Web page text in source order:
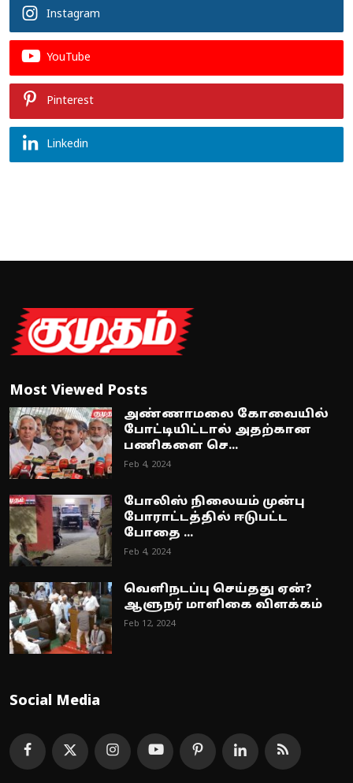
Instagram
YouTube
Pinterest
Linkedin
Most Viewed Posts
அண்ணாமலை கோவையில்
போட்டியிட்டால் அதற்கான
பணிகளை செ...
Feb 4, 2024
போலிஸ் நிலையம் முன்பு
போராட்டத்தில் ஈடுபட்ட
போதை ...
Feb 4, 2024
வெளிநடப்பு செய்தது ஏன்?
ஆளுநர் மாளிகை விளக்கம்
Feb 12, 2024
Social Media